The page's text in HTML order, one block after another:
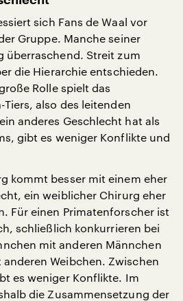
sich Fans de Waal vor
Gruppe. Manche seiner
überraschend. Streit zum
die Hierarchie entschieden.
Rolle spielt das
also des leitenden
anderes Geschlecht hat als
gibt es weniger Konflikte und
kommt besser mit einem eher
ein weiblicher Chirurg eher
Für einen Primatenforscher ist
schließlich konkurrieren bei
mit anderen Männchen
Weibchen. Zwischen
es weniger Konflikte. Im
die Zusammensetzung der